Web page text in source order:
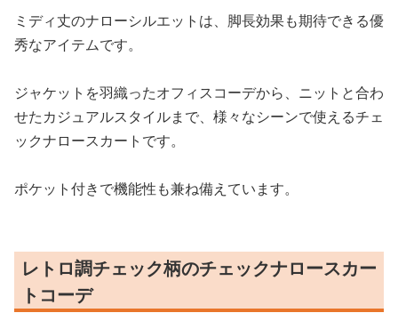
ミディ丈のナローシルエットは、脚長効果も期待できる優
秀なアイテムです。
ジャケットを羽織ったオフィスコーデから、ニットと合わ
せたカジュアルスタイルまで、様々なシーンで使えるチェ
ックナロースカートです。
ポケット付きで機能性も兼ね備えています。
レトロ調チェック柄のチェックナロースカー
トコーデ